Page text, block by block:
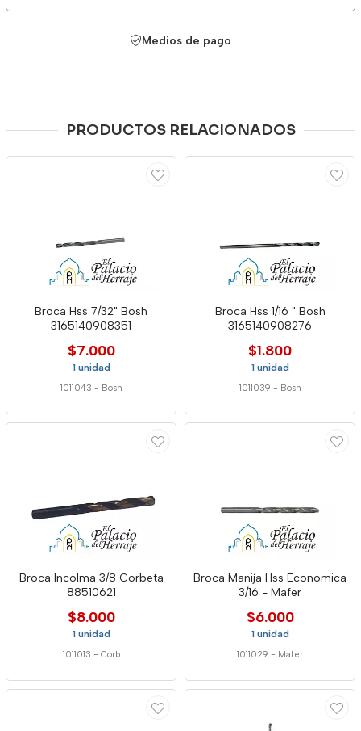
Medios de pago
PRODUCTOS RELACIONADOS
Broca Hss 7/32" Bosh
3165140908351
$7.000
1 unidad
1011043 - Bosh
Broca Hss 1/16 " Bosh
3165140908276
$1.800
1 unidad
1011039 - Bosh
Broca Incolma 3/8 Corbeta
88510621
$8.000
1 unidad
1011013 - Corb
Broca Manija Hss Economica
3/16 - Mafer
$6.000
1 unidad
1011029 - Mafer